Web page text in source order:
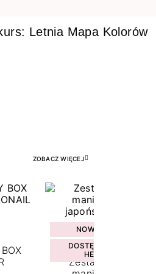
Letnia Mapa Kolorów
ZOBACZ WIĘCEJ
NOWOŚĆ
DOSTĘPNY W
HEBE
Zestaw do